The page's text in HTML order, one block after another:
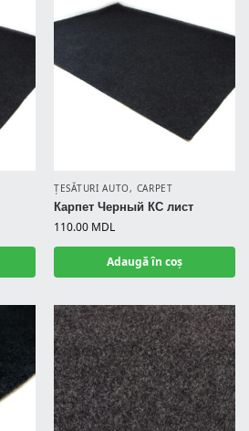
ȚESĂTURI AUTO, CARPET
Карпет Черный КС лист
110.00 MDL
Adaugă în coș